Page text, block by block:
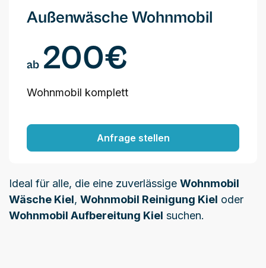
Außenwäsche Wohnmobil
ab 200€
Wohnmobil komplett
Anfrage stellen
Ideal für alle, die eine zuverlässige Wohnmobil
Wäsche Kiel, Wohnmobil Reinigung Kiel oder
Wohnmobil Aufbereitung Kiel suchen.